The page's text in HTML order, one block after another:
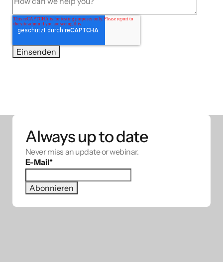
Always up to date
Never miss an update or webinar.
E-Mail*